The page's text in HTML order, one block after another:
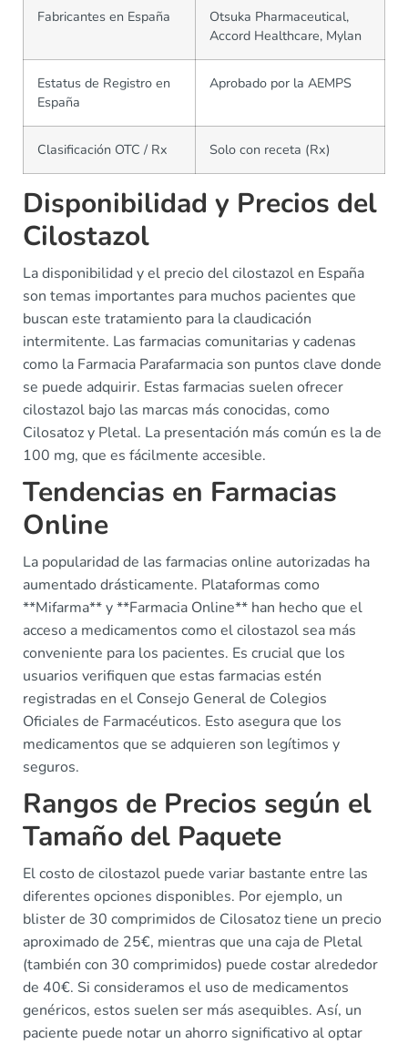
Fabricantes en España
Otsuka Pharmaceutical,
Accord Healthcare, Mylan
Estatus de Registro en
España
Aprobado por la AEMPS
Clasificación OTC / Rx Solo con receta (Rx)
Disponibilidad y Precios del
Cilostazol
La disponibilidad y el precio del cilostazol en España
son temas importantes para muchos pacientes que
buscan este tratamiento para la claudicación
intermitente. Las farmacias comunitarias y cadenas
como la Farmacia Parafarmacia son puntos clave donde
se puede adquirir. Estas farmacias suelen ofrecer
cilostazol bajo las marcas más conocidas, como
Cilosatoz y Pletal. La presentación más común es la de
100 mg, que es fácilmente accesible.
Tendencias en Farmacias
Online
La popularidad de las farmacias online autorizadas ha
aumentado drásticamente. Plataformas como
**Mifarma** y **Farmacia Online** han hecho que el
acceso a medicamentos como el cilostazol sea más
conveniente para los pacientes. Es crucial que los
usuarios verifiquen que estas farmacias estén
registradas en el Consejo General de Colegios
Oficiales de Farmacéuticos. Esto asegura que los
medicamentos que se adquieren son legítimos y
seguros.
Rangos de Precios según el
Tamaño del Paquete
El costo de cilostazol puede variar bastante entre las
diferentes opciones disponibles. Por ejemplo, un
blister de 30 comprimidos de Cilosatoz tiene un precio
aproximado de 25€, mientras que una caja de Pletal
(también con 30 comprimidos) puede costar alrededor
de 40€. Si consideramos el uso de medicamentos
genéricos, estos suelen ser más asequibles. Así, un
paciente puede notar un ahorro significativo al optar